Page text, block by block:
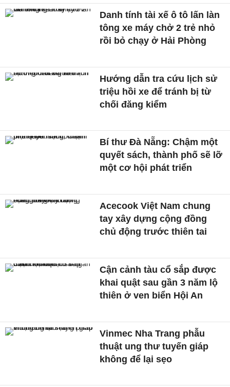
Danh tính tài xế ô tô lấn làn
tông xe máy chở 2 trẻ nhỏ
rồi bỏ chạy ở Hải Phòng
Hướng dẫn tra cứu lịch sử
triệu hồi xe để tránh bị từ
chối đăng kiểm
Bí thư Đà Nẵng: Chậm một
quyết sách, thành phố sẽ lỡ
một cơ hội phát triển
Acecook Việt Nam chung
tay xây dựng cộng đồng
chủ động trước thiên tai
Cận cảnh tàu cổ sắp được
khai quật sau gần 3 năm lộ
thiên ở ven biển Hội An
Vinmec Nha Trang phẫu
thuật ung thư tuyến giáp
không để lại sẹo